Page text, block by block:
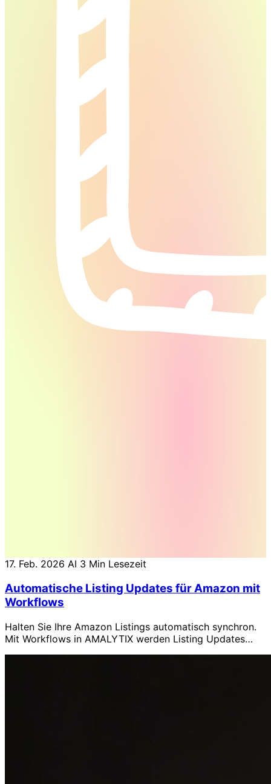
17. Feb. 2026 AI 3 Min Lesezeit
Automatische Listing Updates für Amazon mit
Workflows
Halten Sie Ihre Amazon Listings automatisch synchron.
Mit Workflows in AMALYTIX werden Listing Updates